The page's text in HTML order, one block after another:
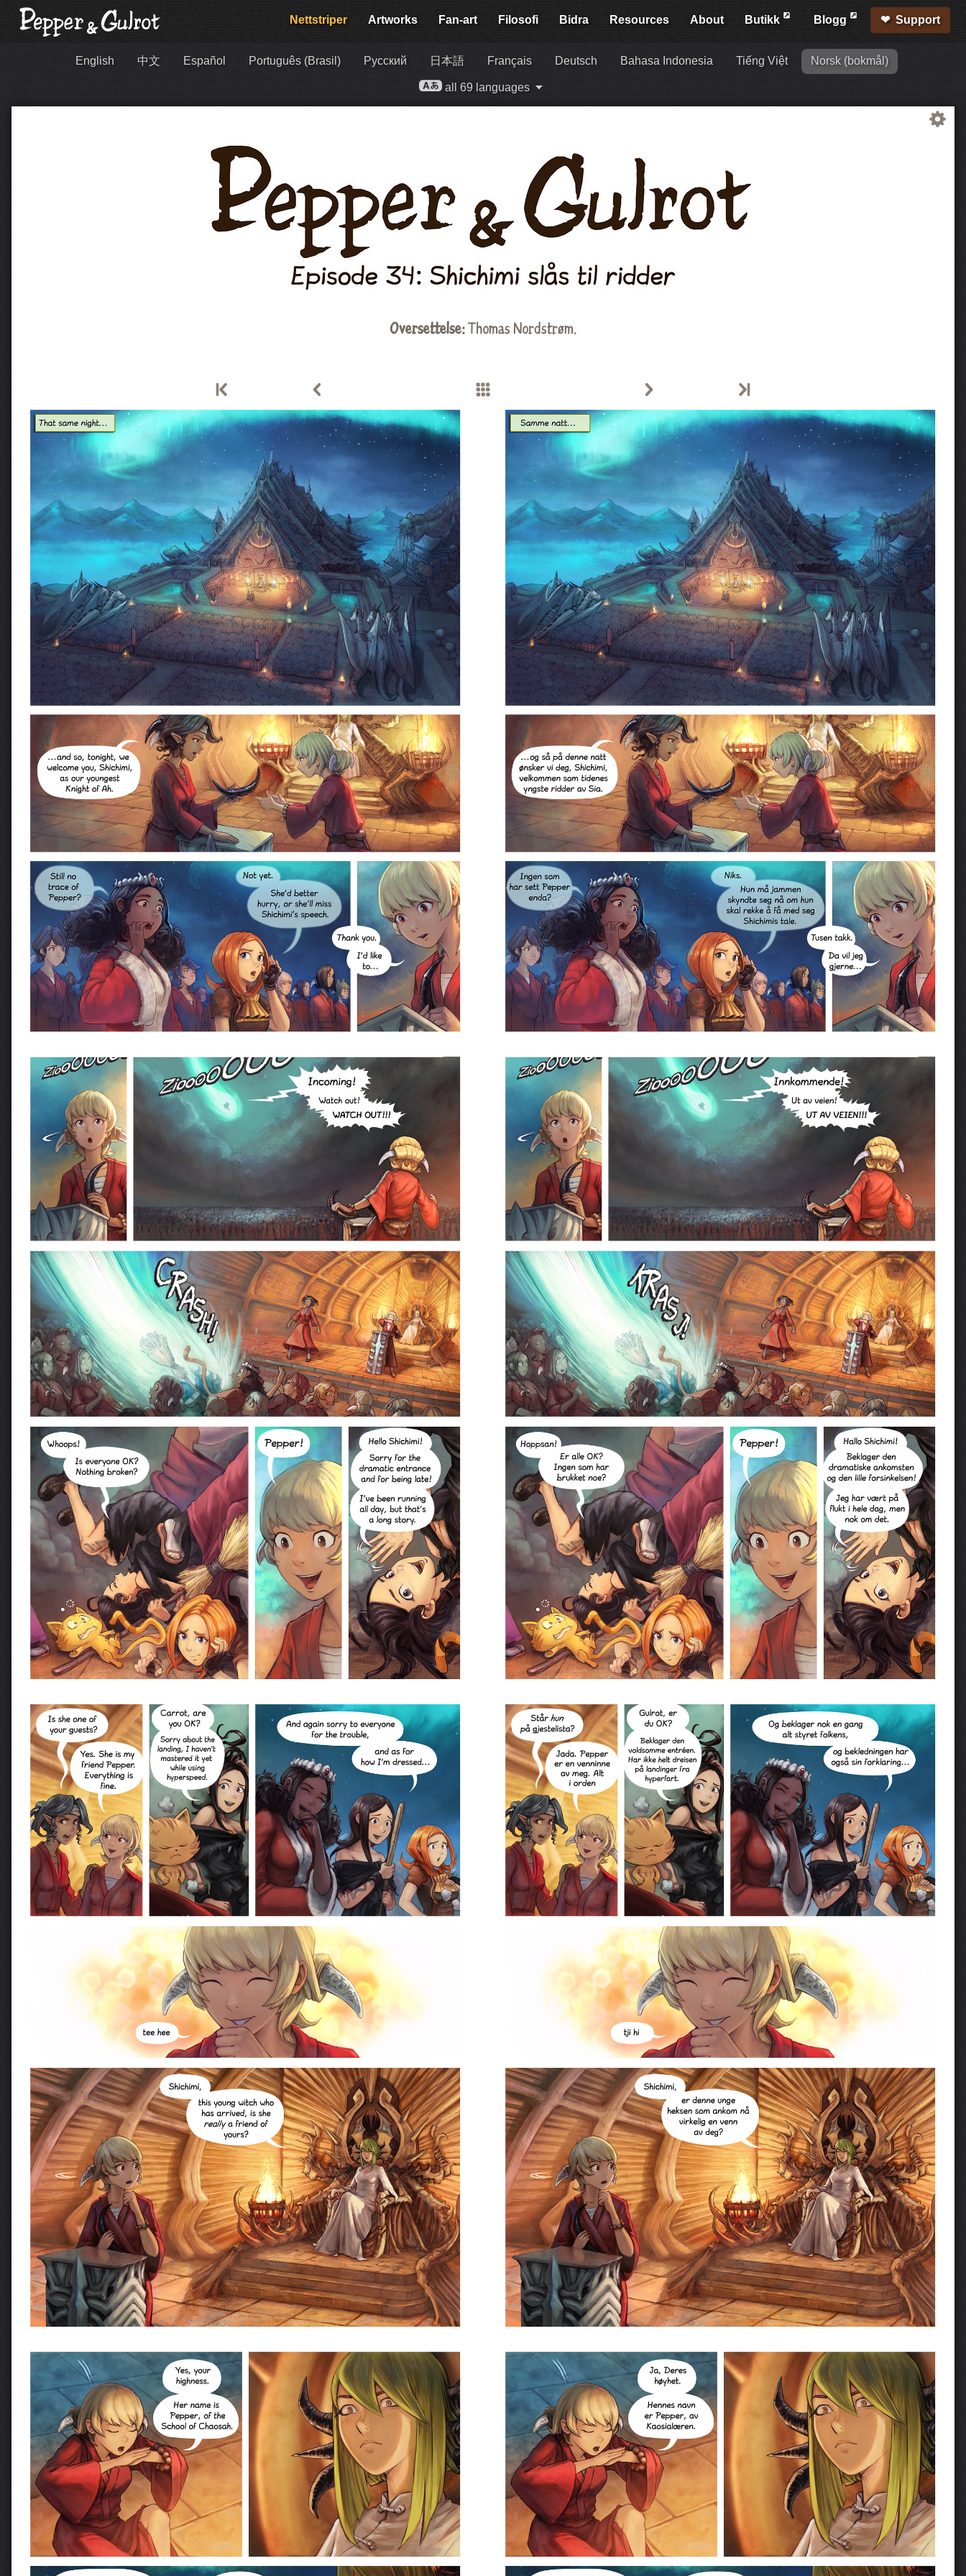
Nettstriper Artworks Fan-art Filosofi Bidra Resources About Butikk Blogg Support
English 中文 Español Português (Brasil) Русский 日本語 Français Deutsch Bahasa Indonesia Tiếng Việt Norsk (bokmål)
all 69 languages
Oversettelse:Thomas Nordstrøm.